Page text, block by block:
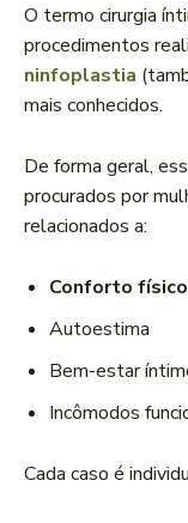
O termo cirurgia
procedimentos
ninfoplastia
mais conhecidos.
De forma geral,
procurados por
relacionados a:
Conforto físico
Autoestima
Bem-estar
Incômodos
Cada caso é